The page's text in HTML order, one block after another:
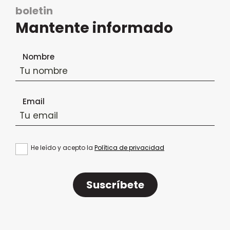
boletin
Mantente informado
Formulario de suscripción al boletín
Nombre
Email
He leído y acepto la Política de privacidad
Suscríbete